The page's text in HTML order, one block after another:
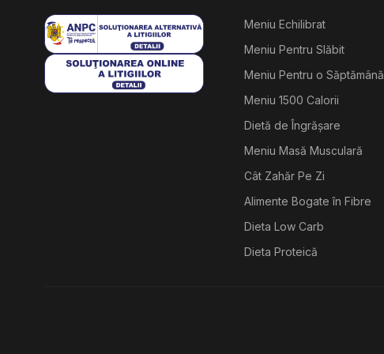
Meniu Echilibrat
Meniu Pentru Slăbit
Meniu Pentru o Săptămână
Meniu 1500 Calorii
Dietă de Îngrășare
Meniu Masă Musculară
Cât Zahăr Pe Zi
Alimente Bogate în Fibre
Dieta Low Carb
Dieta Proteică